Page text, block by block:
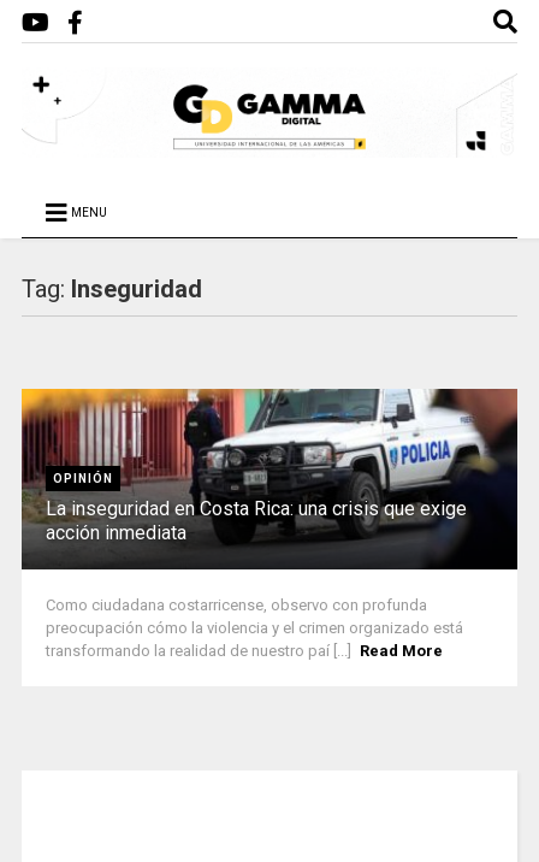
MENU
Tag: Inseguridad
OPINIÓN
La inseguridad en Costa Rica: una crisis que exige
acción inmediata
Como ciudadana costarricense, observo con profunda
preocupación cómo la violencia y el crimen organizado está
transformando la realidad de nuestro paí [...]
Read More